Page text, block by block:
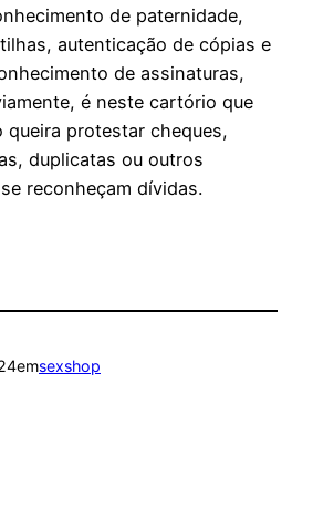
de paternidade,
autenticação de cópias e
de assinaturas,
é neste cartório que
queira protestar cheques,
duplicatas ou outros
reconheçam dívidas.
emsexshop